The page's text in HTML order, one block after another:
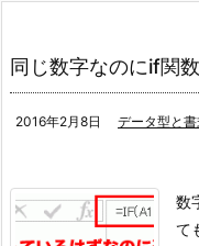
同じ数字なのにif関
2016年2月8日 データ型と
数
て